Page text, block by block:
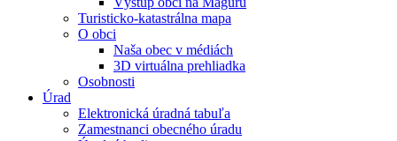
Turisticko-katastrálna mapa
O obci
Naša obec v médiách
3D virtuálna prehliadka
Osobnosti
Úrad
Elektronická úradná tabuľa
Zamestnanci obecného úradu